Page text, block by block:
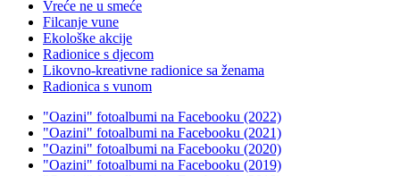
Vreće ne u smeće
Filcanje vune
Ekološke akcije
Radionice s djecom
Likovno-kreativne radionice sa ženama
Radionica s vunom
"Oazini" fotoalbumi na Facebooku (2022)
"Oazini" fotoalbumi na Facebooku (2021)
"Oazini" fotoalbumi na Facebooku (2020)
"Oazini" fotoalbumi na Facebooku (2019)